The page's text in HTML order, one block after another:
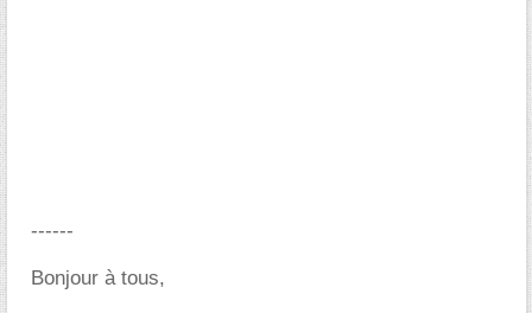
------
Bonjour à tous,